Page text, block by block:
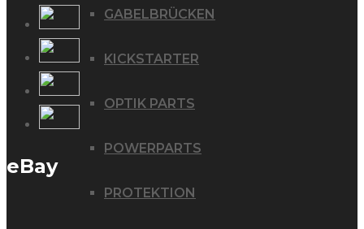
GABELBRÜCKEN
KICKSTARTER
OPTIK PARTS
POWERPARTS
PROTEKTION
eBay